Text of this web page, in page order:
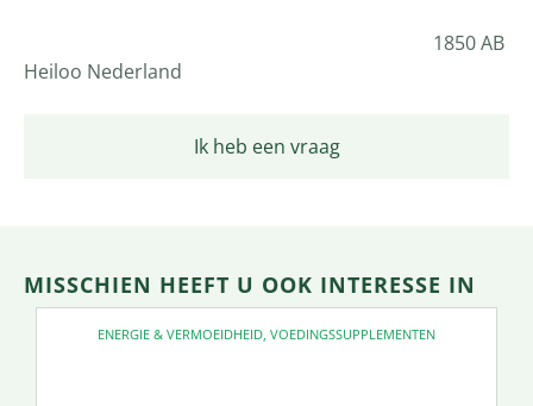
Ik heb een vraag
1850 AB
Heiloo Nederland
MISSCHIEN HEEFT U OOK INTERESSE IN
ENERGIE & VERMOEIDHEID, VOEDINGSSUPPLEMENTEN